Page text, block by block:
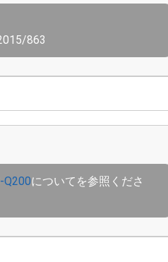
863
Q200についてを参照くださ